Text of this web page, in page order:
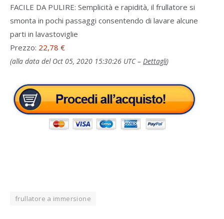
FACILE DA PULIRE: Semplicità e rapidità, il frullatore si
smonta in pochi passaggi consentendo di lavare alcune
parti in lavastoviglie
Prezzo: 22,78 €
(alla data del Oct 05, 2020 15:30:26 UTC – Dettagli)
frullatore a immersione